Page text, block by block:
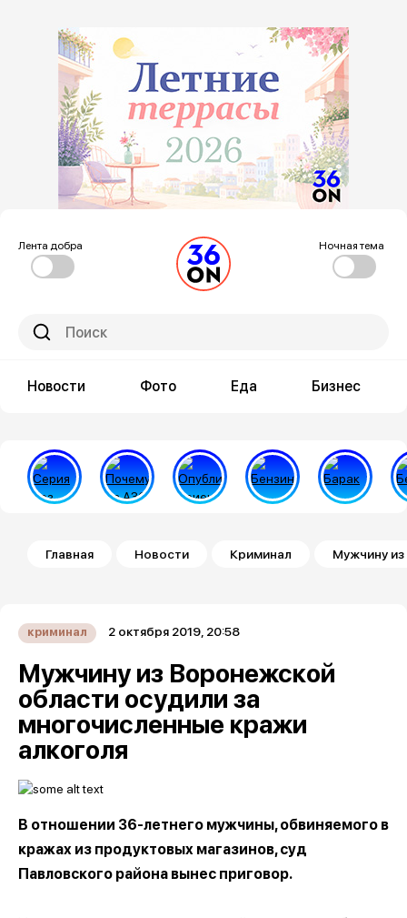
Лента добра Ночная тема
Новости Фото Еда Бизнес
Строка навигации
Главная Новости Криминал Мужчину
криминал 2 октября 2019, 20:58
Мужчину из Воронежской
области осудили за
многочисленные кражи
алкоголя
В отношении 36-летнего мужчины, обвиняемого в
кражах из продуктовых магазинов, суд
Павловского района вынес приговор.